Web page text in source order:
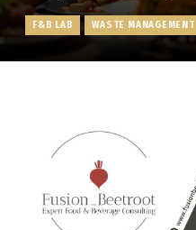
F&B LAB WASTE MANAGEMENT